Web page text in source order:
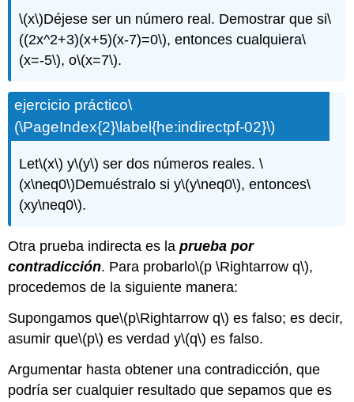
\(x\)Déjese ser un número real. Demostrar que si\
((2x^2+3)(x+5)(x-7)=0\), entonces cualquiera\
(x=-5\), o\(x=7\).
ejercicio práctico\
(\PageIndex{2}\label{he:indirectpf-02}\)
Let\(x\) y\(y\) ser dos números reales.\
(x\neq0\)Demuéstralo si y\(y\neq0\), entonces\
(xy\neq0\).
Otra prueba indirecta es laprueba por
contradicción. Para probarlo\(p \Rightarrow q\),
procedemos de la siguiente manera:
Supongamos que\(p\Rightarrow q\) es falso; es decir,
asumir que\(p\) es verdad y\(q\) es falso.
Argumentar hasta obtener una contradicción, que
podría ser cualquier resultado que sepamos que es